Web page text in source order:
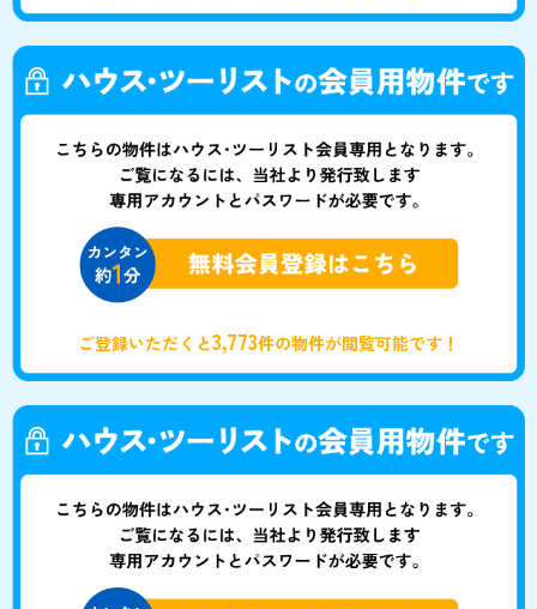
ご登録いただくと3,773件の物件が閲覧可能です！